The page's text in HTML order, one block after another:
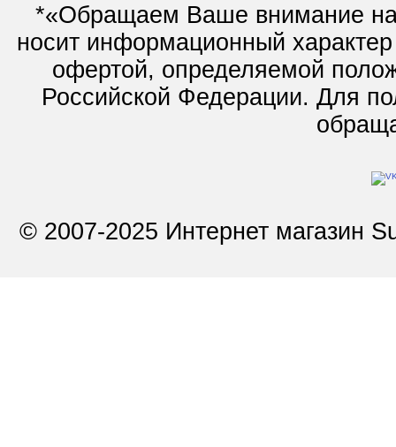
*«Обращаем Ваше внимание на
носит информационный
офертой, определяемой
Российской Федерации. Для
© 2007-2025 Интернет магазин